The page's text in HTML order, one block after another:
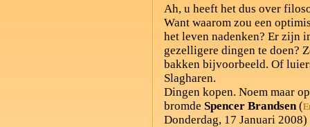
Ah, u heeft het dus over
Want waarom zou een
het leven nadenken? Er zijn
gezelligere dingen te doen?
bakken bijvoorbeeld. Of
Slagharen.
Dingen kopen. Noem maar
bromde Spencer Brandsen(
Donderdag, 17 Januari 2008)